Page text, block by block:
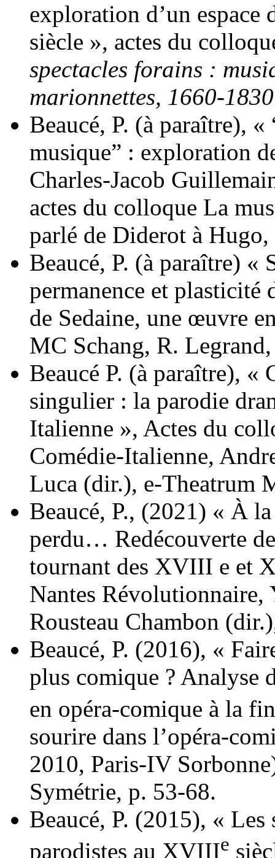
exploration d’un
siècle », actes du
spectacles forains :
marionnettes, 1660-1830
Beaucé, P. (à paraître),
musique” : exploration
Charles-Jacob
actes du colloque La
parlé de Diderot à
Beaucé, P. (à paraître) «
permanence et plasticité
de Sedaine, une œuvre
MC Schang, R.
Beaucé P. (à paraître), «
singulier : la parodie
Italienne », Actes du
Comédie-Italienne,
Luca (dir.), e-Theatrum
Beaucé, P., (2021) « À
perdu… Redécouverte
tournant des XVIII e et
Nantes Révolutionnaire,
Rousteau Chambon
Beaucé, P. (2016), «
plus comique ? Analyse
en opéra-comique à la
sourire dans l’opéra-
2010, Paris-IV
Symétrie, p. 53-68.
Beaucé, P. (2015), «
parodistes au XVIIIe